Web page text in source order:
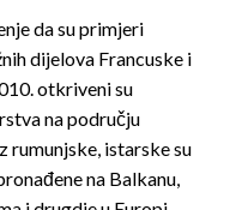
da su primjeri
dijelova Francuske i
otkriveni su
na području
rumunjske, istarske su
na Balkanu,